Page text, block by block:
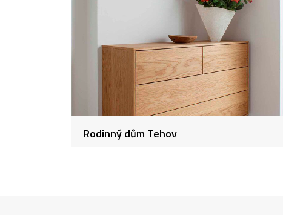
Rodinný dům Tehov